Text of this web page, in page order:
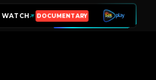
WATCH LIVE TV